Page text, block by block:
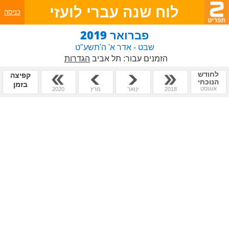
לוח שנה עברי לועזי כניסה
פברואר 2019
שבט - אדר א' ה'תשע"ט
הזמנים עבור: תל אביב הגדרות
לחודש
הנוכחי
אוגוסט 2018 ינואר מרץ 2020
קפיצה
בזמן